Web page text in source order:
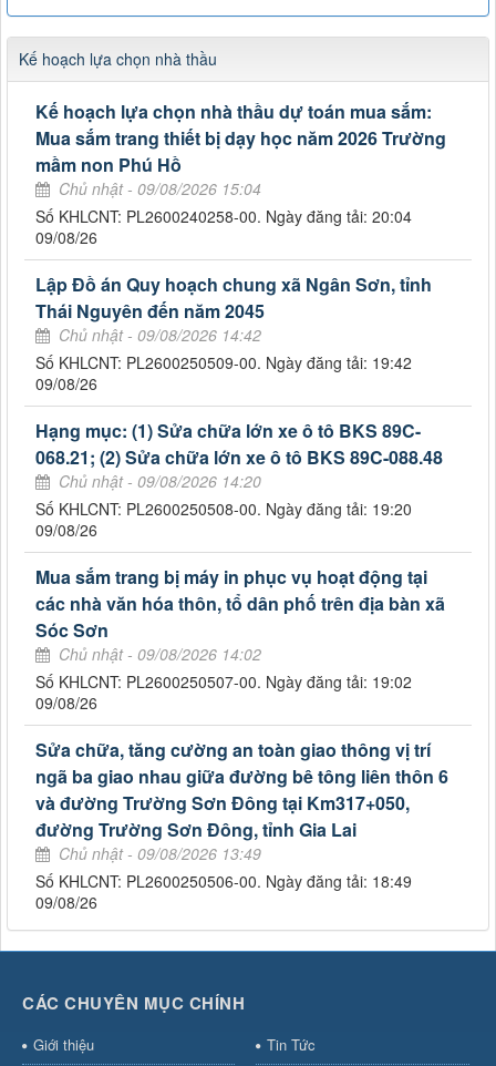
Kế hoạch lựa chọn nhà thầu
Kế hoạch lựa chọn nhà thầu dự toán mua sắm:
Mua sắm trang thiết bị dạy học năm 2026 Trường
mầm non Phú Hồ
Chủ nhật - 09/08/2026 15:04
Số KHLCNT: PL2600240258-00. Ngày đăng tải: 20:04
09/08/26
Lập Đồ án Quy hoạch chung xã Ngân Sơn, tỉnh
Thái Nguyên đến năm 2045
Chủ nhật - 09/08/2026 14:42
Số KHLCNT: PL2600250509-00. Ngày đăng tải: 19:42
09/08/26
Hạng mục: (1) Sửa chữa lớn xe ô tô BKS 89C-
068.21; (2) Sửa chữa lớn xe ô tô BKS 89C-088.48
Chủ nhật - 09/08/2026 14:20
Số KHLCNT: PL2600250508-00. Ngày đăng tải: 19:20
09/08/26
Mua sắm trang bị máy in phục vụ hoạt động tại
các nhà văn hóa thôn, tổ dân phố trên địa bàn xã
Sóc Sơn
Chủ nhật - 09/08/2026 14:02
Số KHLCNT: PL2600250507-00. Ngày đăng tải: 19:02
09/08/26
Sửa chữa, tăng cường an toàn giao thông vị trí
ngã ba giao nhau giữa đường bê tông liên thôn 6
và đường Trường Sơn Đông tại Km317+050,
đường Trường Sơn Đông, tỉnh Gia Lai
Chủ nhật - 09/08/2026 13:49
Số KHLCNT: PL2600250506-00. Ngày đăng tải: 18:49
09/08/26
CÁC CHUYÊN MỤC CHÍNH
Giới thiệu
Tin Tức